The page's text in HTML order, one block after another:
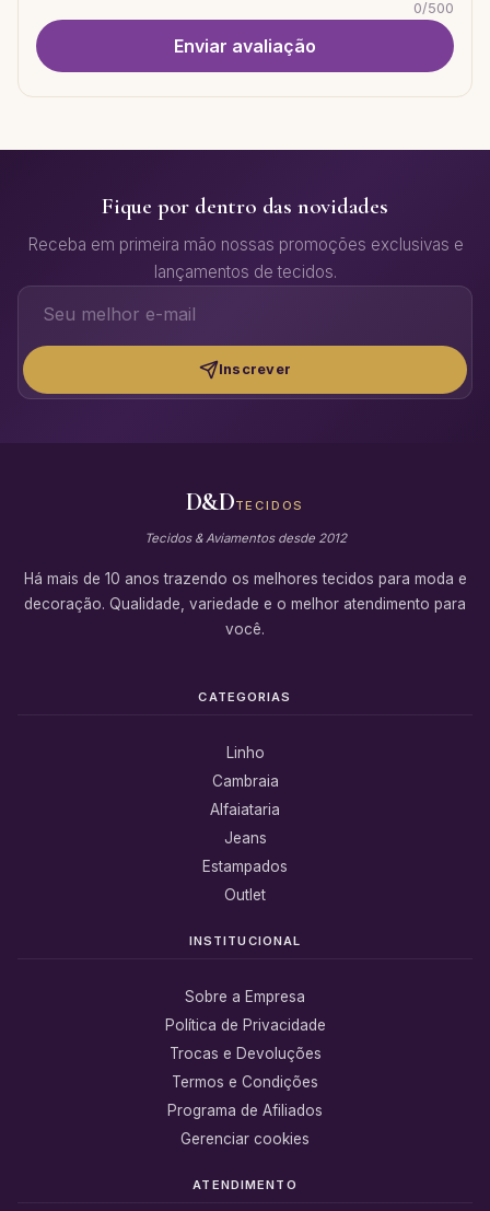
0/500
Enviar avaliação
Fique por dentro das novidades
Receba em primeira mão nossas promoções exclusivas e
lançamentos de tecidos.
Inscrever
D&DTECIDOS
Tecidos & Aviamentos desde 2012
Há mais de 10 anos trazendo os melhores tecidos para moda e
decoração. Qualidade, variedade e o melhor atendimento para
você.
CATEGORIAS
Linho
Cambraia
Alfaiataria
Jeans
Estampados
Outlet
INSTITUCIONAL
Sobre a Empresa
Política de Privacidade
Trocas e Devoluções
Termos e Condições
Programa de Afiliados
Gerenciar cookies
ATENDIMENTO